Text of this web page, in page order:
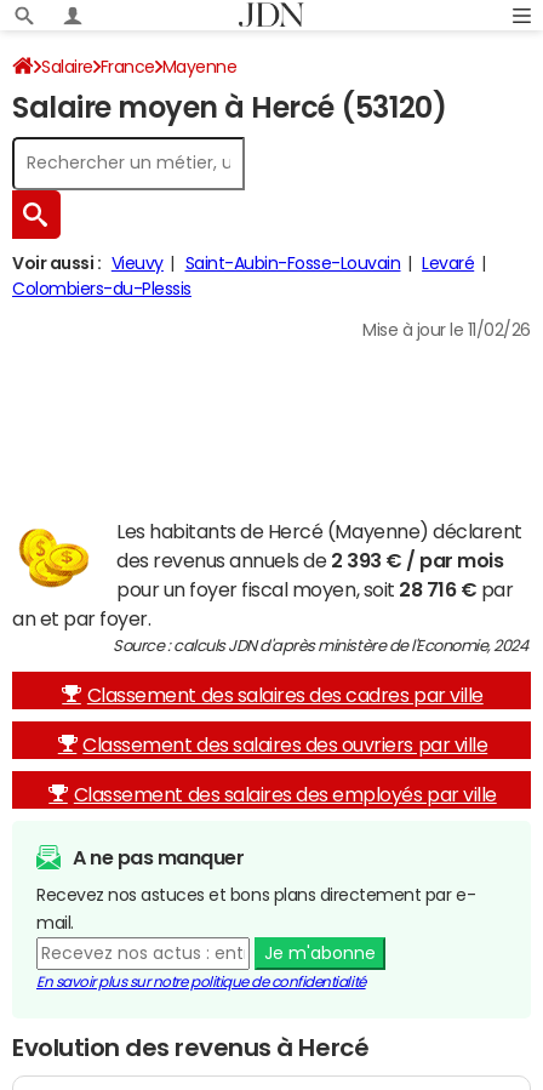
Salaire France Mayenne
Salaire moyen à Hercé (53120)
Voir aussi : Vieuvy Saint-Aubin-Fosse-Louvain
Levaré
Colombiers-du-Plessis
Mise à jour le 11/02/26
Les habitants de Hercé (Mayenne) déclarent
des revenus annuels de 2 393 € / par mois
pour un foyer fiscal moyen, soit 28 716 € par
an et par foyer.
Source : calculs JDN d'après ministère de l'Economie, 2024
Classement des salaires des cadres par ville
Classement des salaires des ouvriers par ville
Classement des salaires des employés par ville
A ne pas manquer
Recevez nos astuces et bons plans directement par e-
mail.
Je m'abonne
En savoir plus sur notre politique de confidentialité
Evolution des revenus à Hercé